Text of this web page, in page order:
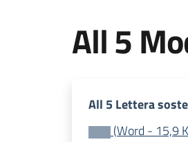
All 5
All 5 Lettera
(Word - 15,9